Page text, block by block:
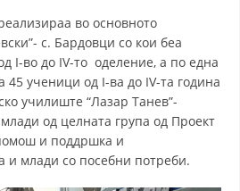
БРОШУРИ
ПОСТЕРИ
ПРЕЗЕНТАЦИИ
во основното
с. Бардовци со кои беа
I-во до IV-то оделение, а по една
45 ученици од I-ва до IV-та година
училиште “Лазар Танев”-
oд целната група од Проект
и поддршка и
и млади со посебни потреби.